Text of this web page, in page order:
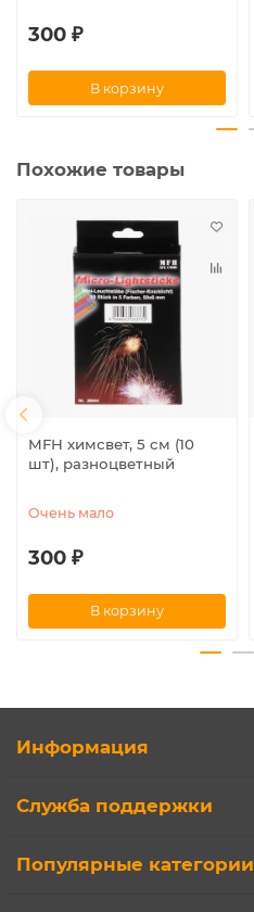
300 ₽
В корзину
Похожие товары
MFH химсвет, 5 см (10
шт), разноцветный
Очень мало
300 ₽
В корзину
Информация
Служба поддержки
Популярные категории